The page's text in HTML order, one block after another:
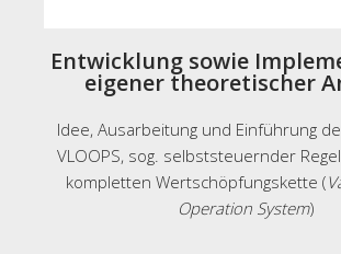
Entwicklung sowie
eigener theoretischer
Idee, Ausarbeitung und Einführung
VLOOPS, sog. selbststeuernder
kompletten Wertschöpfungskette (
Operation System)